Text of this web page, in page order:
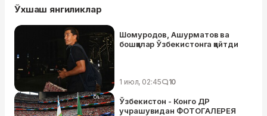
Ўхшаш янгиликлар
Шомуродов, Ашурматов ва
бошқалар Ўзбекистонга қайтди
1 июл, 02:45 10
Ўзбекистон - Конго ДР
учрашувидан ФОТОГАЛЕРЕЯ